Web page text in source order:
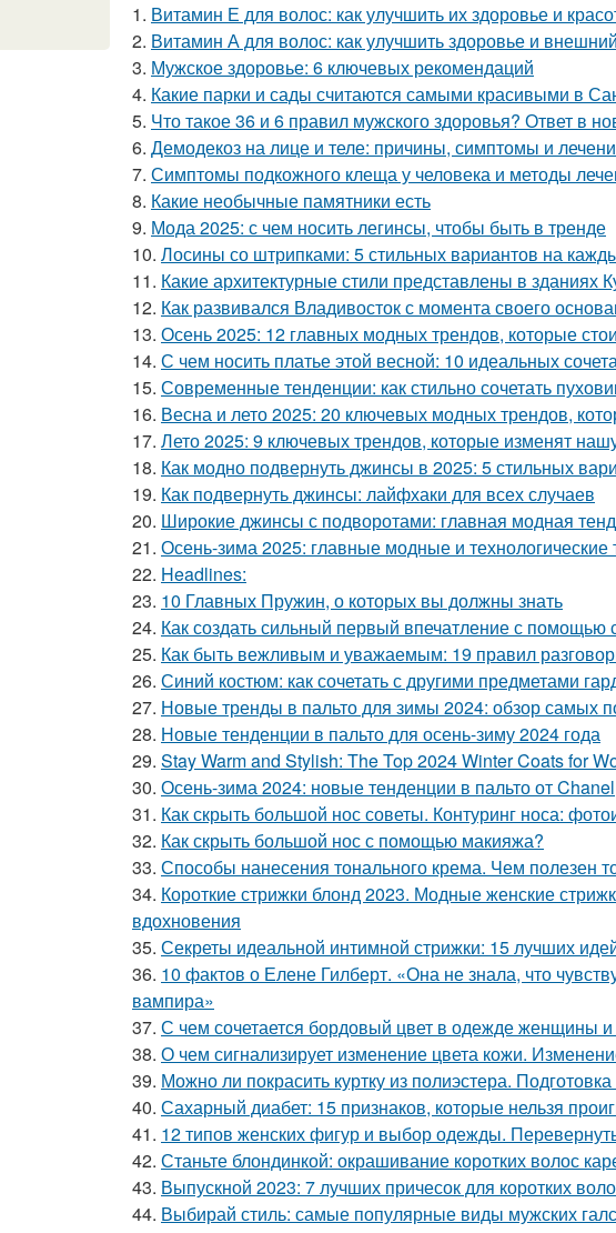
1. Витамин Е для волос: как улучшить их здоровье и
2. Витамин А для волос: как улучшить здоровье и
3. Мужское здоровье: 6 ключевых рекомендаций
4. Какие парки и сады считаются самыми красивыми в
5. Что такое 36 и 6 правил мужского здоровья? Ответ в
6. Демодекоз на лице и теле: причины, симптомы и
7. Симптомы подкожного клеща у человека и методы
8. Какие необычные памятники есть
9. Мода 2025: с чем носить легинсы, чтобы быть в тренде
10. Лосины со штрипками: 5 стильных вариантов на
11. Какие архитектурные стили представлены в зданиях
12. Как развивался Владивосток с момента своего
13. Осень 2025: 12 главных модных трендов, которые
14. С чем носить платье этой весной: 10 идеальных
15. Современные тенденции: как стильно сочетать
16. Весна и лето 2025: 20 ключевых модных трендов,
17. Лето 2025: 9 ключевых трендов, которые изменят
18. Как модно подвернуть джинсы в 2025: 5 стильных
19. Как подвернуть джинсы: лайфхаки для всех случаев
20. Широкие джинсы с подворотами: главная модная
21. Осень-зима 2025: главные модные и
22. Headlines:
23. 10 Главных Пружин, о которых вы должны знать
24. Как создать сильный первый впечатление с помощью
25. Как быть вежливым и уважаемым: 19 правил
26. Синий костюм: как сочетать с другими предметами
27. Новые тренды в пальто для зимы 2024: обзор самых
28. Новые тенденции в пальто для осень-зиму 2024 года
29. Stay Warm and Stylish: The Top 2024 Winter Coats for
30. Осень-зима 2024: новые тенденции в пальто от Chanel
31. Как скрыть большой нос советы. Контуринг носа:
32. Как скрыть большой нос с помощью макияжа?
33. Способы нанесения тонального крема. Чем полезен
34. Короткие стрижки блонд 2023. Модные женские
вдохновения
35. Секреты идеальной интимной стрижки: 15 лучших
36. 10 фактов о Елене Гилберт. «Она не знала, что
вампира»
37. С чем сочетается бордовый цвет в одежде женщины
38. О чем сигнализирует изменение цвета кожи.
39. Можно ли покрасить куртку из полиэстера.
40. Сахарный диабет: 15 признаков, которые нельзя
41. 12 типов женских фигур и выбор одежды.
42. Станьте блондинкой: окрашивание коротких волос
43. Выпускной 2023: 7 лучших причесок для коротких
44. Выбирай стиль: самые популярные виды мужских